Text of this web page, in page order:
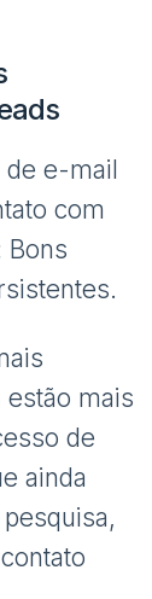
de e-mail
com
Bons
mais
de
ainda